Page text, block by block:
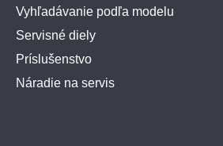
Vyhľadávanie podľa modelu
Servisné diely
Príslušenstvo
Náradie na servis